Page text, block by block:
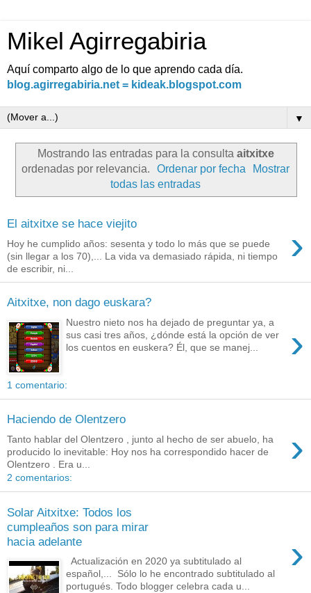
Mikel Agirregabiria
Aquí comparto algo de lo que aprendo cada día.
blog.agirregabiria.net = kideak.blogspot.com
▼
Mostrando las entradas para la consulta aitxitxe
ordenadas por relevancia.
Ordenar por fecha
Mostrar
todas las entradas
El aitxitxe se hace viejito ›
Hoy he cumplido años: sesenta y todo lo más que se puede
(sin llegar a los 70),... La vida va demasiado rápida, ni tiempo
de escribir, ni...
Aitxitxe, non dago euskara?
›
Nuestro nieto nos ha dejado de preguntar ya, a
sus casi tres años, ¿dónde está la opción de ver
los cuentos en euskera? Él, que se manej...
1 comentario:
Haciendo de Olentzero
›
Tanto hablar del Olentzero , junto al hecho de ser abuelo, ha
producido lo inevitable: Hoy nos ha correspondido hacer de
Olentzero . Era u...
2 comentarios:
Solar Aitxitxe: Todos los
cumpleaños son para mirar
hacia adelante
›
Actualización en 2020 ya subtitulado al
español,... Sólo lo he encontrado subtitulado al
portugués. Todo blogger celebra cada u...